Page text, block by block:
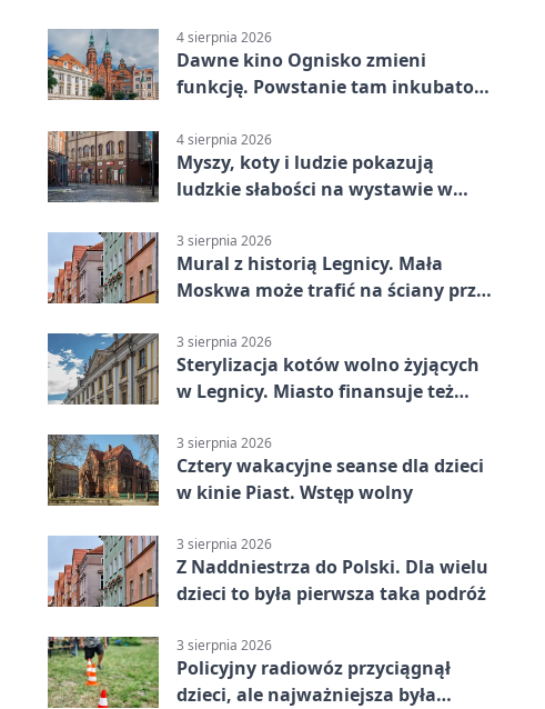
4 sierpnia 2026
Dawne kino Ognisko zmieni
funkcję. Powstanie tam inkubator
4 sierpnia 2026
Myszy, koty i ludzie pokazują
ludzkie słabości na wystawie w
3 sierpnia 2026
Mural z historią Legnicy. Mała
Moskwa może trafić na ściany przy
3 sierpnia 2026
Sterylizacja kotów wolno żyjących
w Legnicy. Miasto finansuje też
3 sierpnia 2026
Cztery wakacyjne seanse dla dzieci
w kinie Piast. Wstęp wolny
3 sierpnia 2026
Z Naddniestrza do Polski. Dla wielu
dzieci to była pierwsza taka podróż
3 sierpnia 2026
Policyjny radiowóz przyciągnął
dzieci, ale najważniejsza była